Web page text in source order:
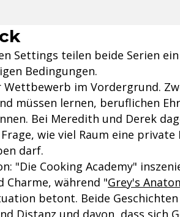
Settings teilen beide Serien
Bedingungen.
im Vordergrund.
müssen lernen, beruflichen
Bei Meredith und Derek
wie viel Raum eine private
darf.
"Die Cooking Academy"
während "Grey's
betont. Beide
Distanz und davon, dass sich